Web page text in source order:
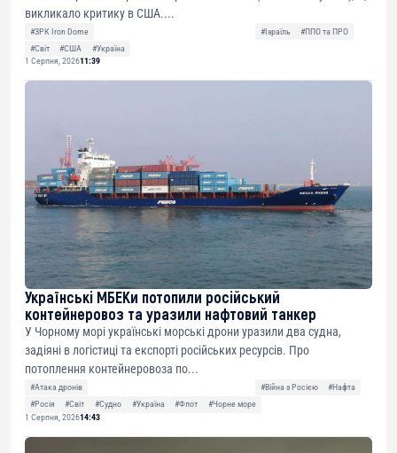
викликало критику в США....
#ЗРК Iron Dome #Ізраїль
#ППО та ПРО
#Світ
#США
#Україна
1 Серпня, 202611:39
Українські МБЕКи потопили російський
контейнеровоз та уразили нафтовий танкер
У Чорному морі українські морські дрони уразили два судна,
задіяні в логістиці та експорті російських ресурсів. Про
потоплення контейнеровоза по...
#Атака дронів #Війна з Росією
#Нафта
#Росія
#Світ #Судно #Україна #Флот
#Чорне море
1 Серпня, 202614:43